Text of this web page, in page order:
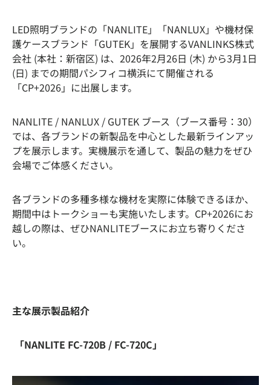
LED照明ブランドの「NANLITE」「NANLUX」や機材保
護ケースブランド「GUTEK」を展開するVANLINKS株式
会社 (本社：新宿区) は、2026年2月26日 (木) から3月1日
(日) までの期間パシフィコ横浜にて開催される
「CP+2026」に出展します。
NANLITE / NANLUX / GUTEK ブース（ブース番号：30）
では、各ブランドの新製品を中心とした最新ラインアッ
プを展示します。実機展示を通して、製品の魅力をぜひ
会場でご体感ください。
各ブランドの多種多様な機材を実際に体験できるほか、
期間中はトークショーも実施いたします。CP+2026にお
越しの際は、ぜひNANLITEブースにお立ち寄りくださ
い。
主な展示製品紹介
「NANLITE FC-720B / FC-720C」